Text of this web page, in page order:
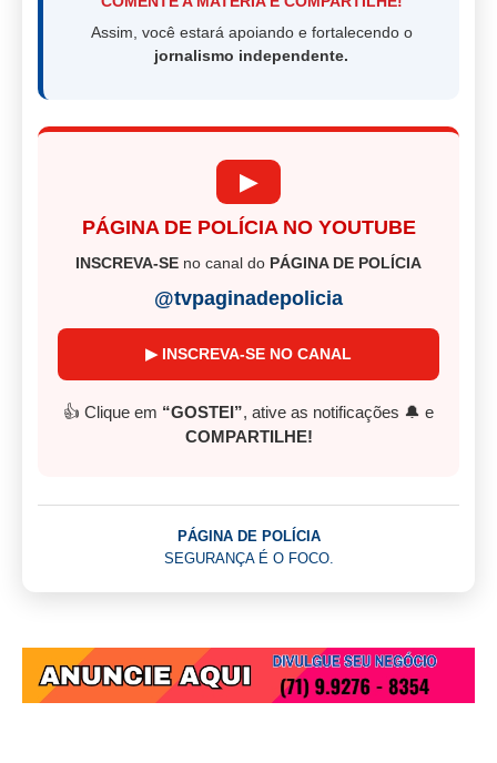
Assim, você estará apoiando e fortalecendo o
jornalismo independente.
▶
PÁGINA DE POLÍCIA NO YOUTUBE
INSCREVA-SE no canal do PÁGINA DE POLÍCIA
@tvpaginadepolicia
▶ INSCREVA-SE NO CANAL
👍 Clique em “GOSTEI”, ative as notificações 🔔 e
COMPARTILHE!
PÁGINA DE POLÍCIA
SEGURANÇA É O FOCO.